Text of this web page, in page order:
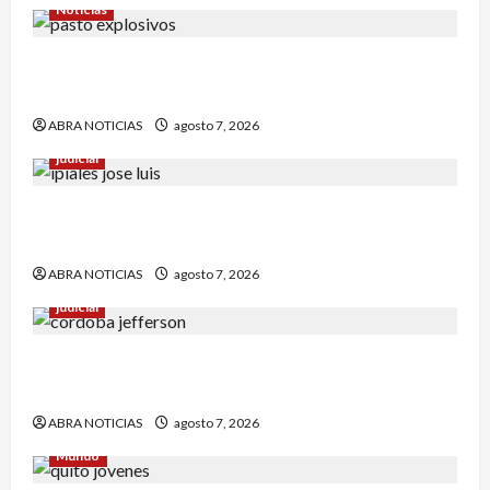
Noticias
ABRA NOTICIAS
agosto 7, 2026
judicial
ABRA NOTICIAS
agosto 7, 2026
judicial
ABRA NOTICIAS
agosto 7, 2026
Mundo